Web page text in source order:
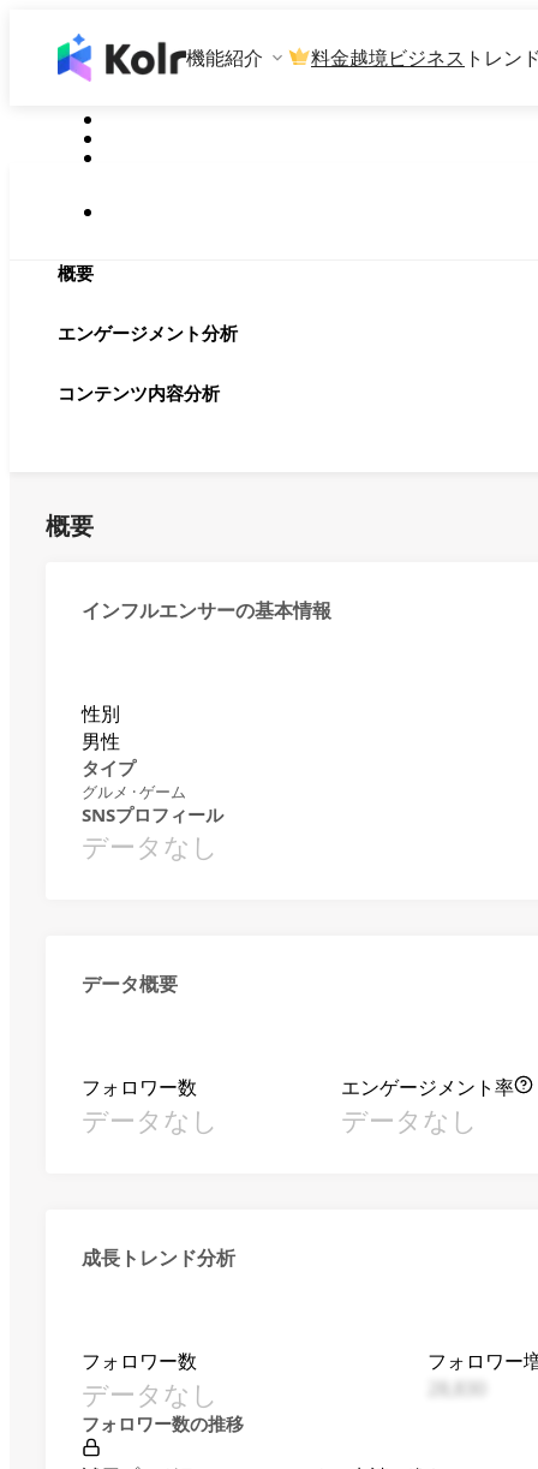
機能紹介 料金越境ビジネス トレン
概要
エンゲージメント分析
コンテンツ内容分析
概要
インフルエンサーの基本情報
性別
男性
タイプ
グルメ · ゲーム
SNSプロフィール
データなし
データ概要
フォロワー数
データなし
エンゲージメント率
データなし
成長トレンド分析
フォロワー数
データなし
フォロワー
フォロワー数の推移